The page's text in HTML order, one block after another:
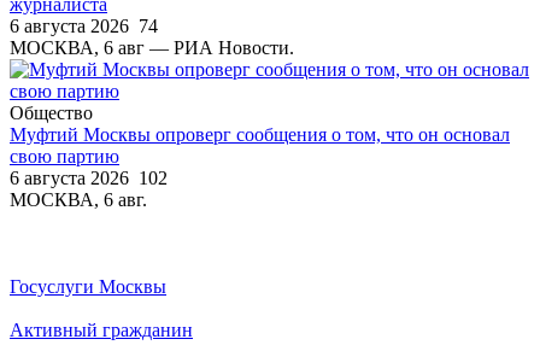
6 августа 2026 74
МОСКВА, 6 авг — РИА Новости.
Общество
Муфтий Москвы опроверг сообщения о том, что он основал
свою партию
6 августа 2026 102
МОСКВА, 6 авг.
Госуслуги Москвы
Активный гражданин